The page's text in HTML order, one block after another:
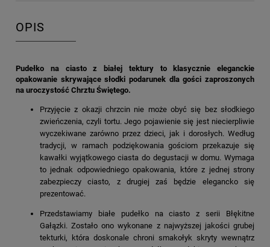
OPIS
Pudełko na ciasto z białej tektury to klasycznie eleganckie
opakowanie skrywające słodki podarunek dla gości zaproszonych
na uroczystość Chrztu Świętego.
Przyjęcie z okazji chrzcin nie może obyć się bez słodkiego
zwieńczenia, czyli tortu. Jego pojawienie się jest niecierpliwie
wyczekiwane zarówno przez dzieci, jak i dorosłych. Według
tradycji, w ramach podziękowania gościom przekazuje się
kawałki wyjątkowego ciasta do degustacji w domu. Wymaga
to jednak odpowiedniego opakowania, które z jednej strony
zabezpieczy ciasto, z drugiej zaś będzie elegancko się
prezentować.
Przedstawiamy białe pudełko na ciasto z serii Błękitne
Gałązki. Zostało ono wykonane z najwyższej jakości grubej
tekturki, która doskonale chroni smakołyk skryty wewnątrz